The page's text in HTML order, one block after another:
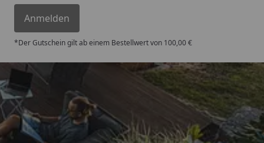
werden.
Anwendung
Möbel- und Arbeitsplatten
Gebinde
Ergiebigkeit
1 Liter reicht bei einem Anstrich
für ca. 24 m²
Anmelden
*Der Gutschein gilt ab einem Bestellwert von 100,00 €
Trusted Shops
4,67/ 5